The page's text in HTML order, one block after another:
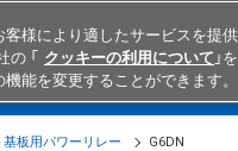
Japan
る・学ぶ テクニカルサポー
基板用パワーリレー G6DN
様により適したサービスを提
「 クッキーの利用について 」
能を変更することができます。